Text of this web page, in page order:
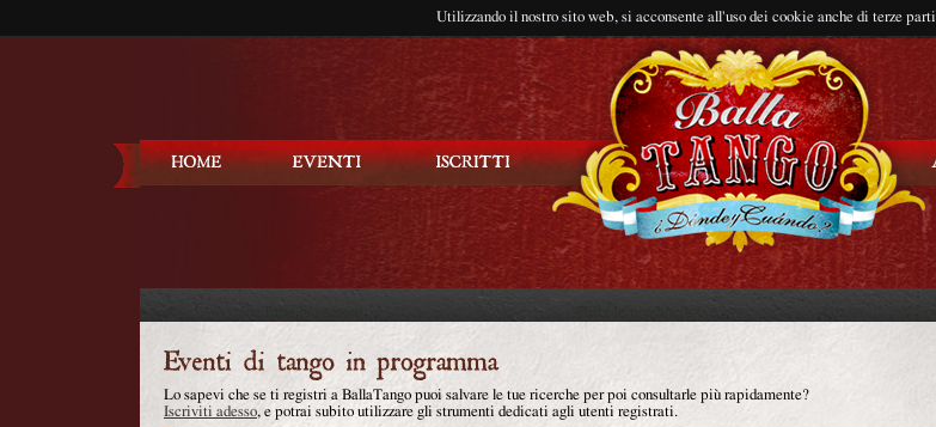
Utilizzando il nostro sito web, si acconsente all'uso dei cookie anche di terze parti
Lo sapevi che se ti registri a BallaTango puoi salvare le tue ricerche per poi consultarle più rapidamente?
Iscriviti adesso, e potrai subito utilizzare gli strumenti dedicati agli utenti registrati.